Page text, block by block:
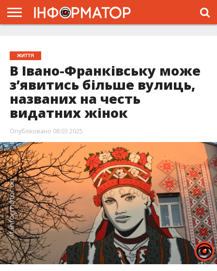
ЖИТТЯ
В Івано-Франківську може
з’явитись більше вулиць,
названих на честь
видатних жінок
Опубліковано 08.03.2025